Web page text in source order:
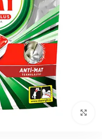
بزرگنمایی تصویر